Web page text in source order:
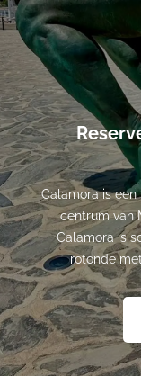
Calamora is
centrum van
Calamora is
rotonde